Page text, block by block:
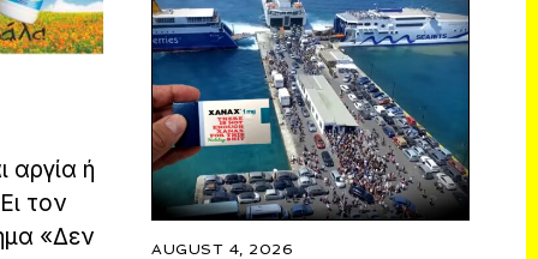
αργία ή
τον
«Δεν
AUGUST 4, 2026